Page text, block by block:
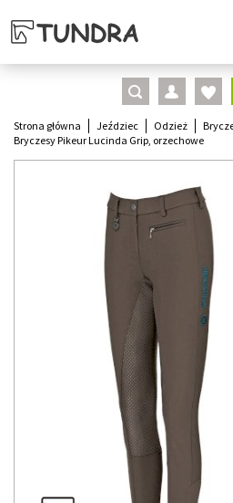
Strona główna Jeździec Odzież
Bryczesy Pikeur Lucinda Grip, orzechowe